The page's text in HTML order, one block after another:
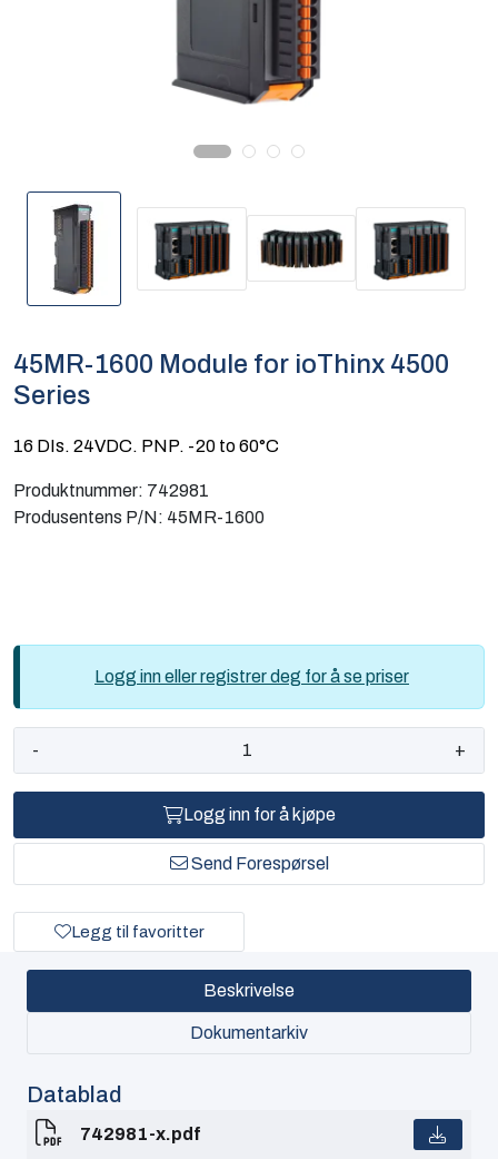
45MR-1600 Module for ioThinx 4500
Series
16 DIs. 24VDC. PNP. -20 to 60°C
Produktnummer: 742981
Produsentens P/N: 45MR-1600
Logg inn eller registrer deg for å se priser
- +
Logg inn for å kjøpe
Send Forespørsel
Legg til favoritter
Beskrivelse
Dokumentarkiv
Datablad
742981-x.pdf
Software og analyse
Infosenter